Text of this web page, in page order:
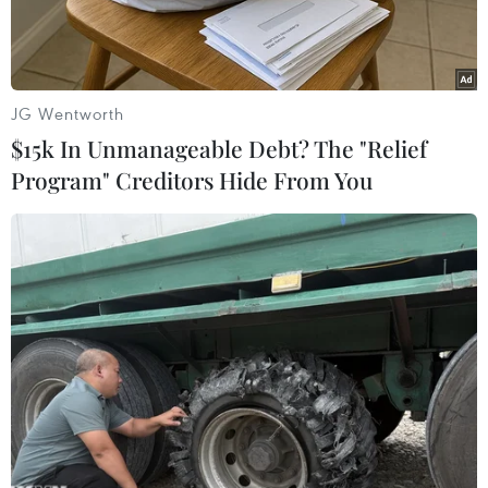
Thông quan hàng hóa tại cửa khẩu. (Ảnh: Vietnam+)
Tình trạng ùn ứ tại các cửa khẩu tiếp tục là chủ
đề nóng đối với hàng nông sản của Việt Nam
trong thời gian gần đây. Đặc biệt, trong bối cảnh
dịch bệnh 2019-nCoV diễn biến phức tạp, để
tăng giá trị, hướng tới xuất khẩu bền vững vẫn
cần nhiều giải pháp căn cơ hơn.
JG Wentworth
$15k In Unmanageable Debt? The "Relief
Program" Creditors Hide From You